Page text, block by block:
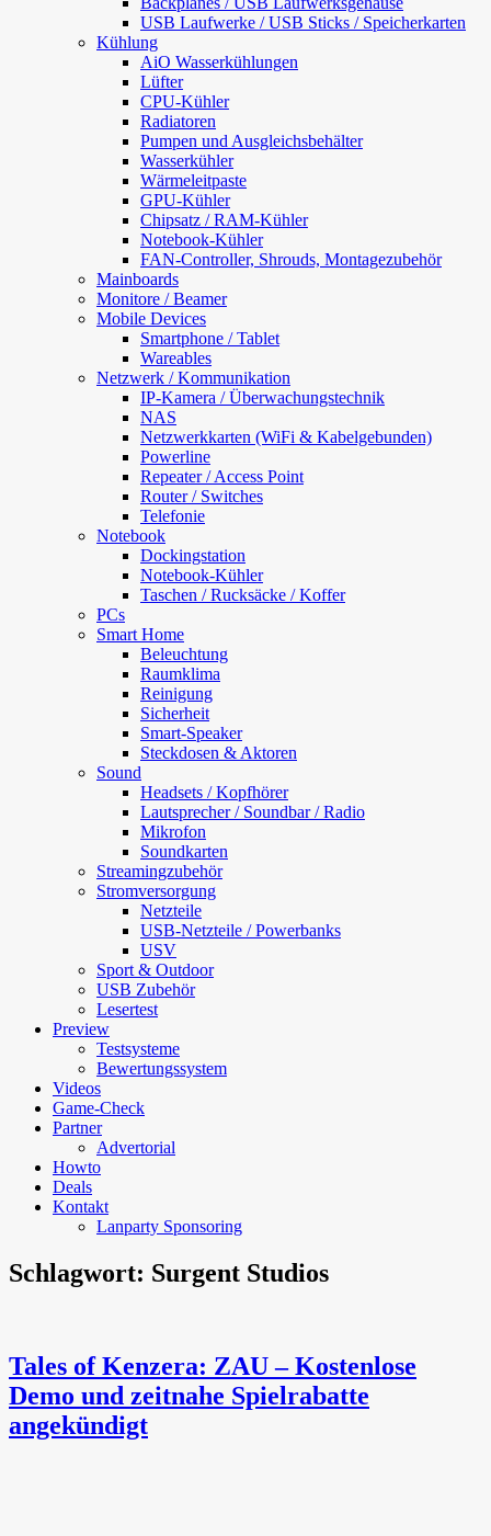
USB Laufwerke / USB Sticks / Speicherkarten
Kühlung
AiO Wasserkühlungen
Lüfter
CPU-Kühler
Radiatoren
Pumpen und Ausgleichsbehälter
Wasserkühler
Wärmeleitpaste
GPU-Kühler
Chipsatz / RAM-Kühler
Notebook-Kühler
FAN-Controller, Shrouds, Montagezubehör
Mainboards
Monitore / Beamer
Mobile Devices
Smartphone / Tablet
Wareables
Netzwerk / Kommunikation
IP-Kamera / Überwachungstechnik
NAS
Netzwerkkarten (WiFi & Kabelgebunden)
Powerline
Repeater / Access Point
Router / Switches
Telefonie
Notebook
Dockingstation
Notebook-Kühler
Taschen / Rucksäcke / Koffer
PCs
Smart Home
Beleuchtung
Raumklima
Reinigung
Sicherheit
Smart-Speaker
Steckdosen & Aktoren
Sound
Headsets / Kopfhörer
Lautsprecher / Soundbar / Radio
Mikrofon
Soundkarten
Streamingzubehör
Stromversorgung
Netzteile
USB-Netzteile / Powerbanks
USV
Sport & Outdoor
USB Zubehör
Lesertest
Preview
Testsysteme
Bewertungssystem
Videos
Game-Check
Partner
Advertorial
Howto
Deals
Kontakt
Lanparty Sponsoring
Schlagwort: Surgent Studios
Tales of Kenzera: ZAU – Kostenlose
Demo und zeitnahe Spielrabatte
angekündigt